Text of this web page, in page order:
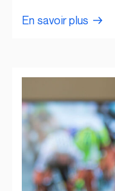
En savoir plus